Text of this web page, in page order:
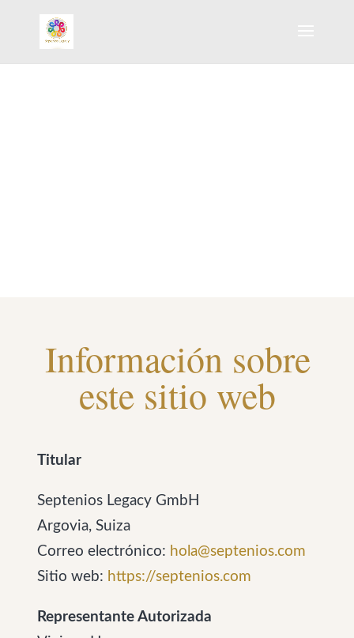
Información sobre
este sitio web
Titular
Septenios Legacy GmbH
Argovia, Suiza
Correo electrónico: hola@septenios.com
Sitio web: https://septenios.com
Representante Autorizada